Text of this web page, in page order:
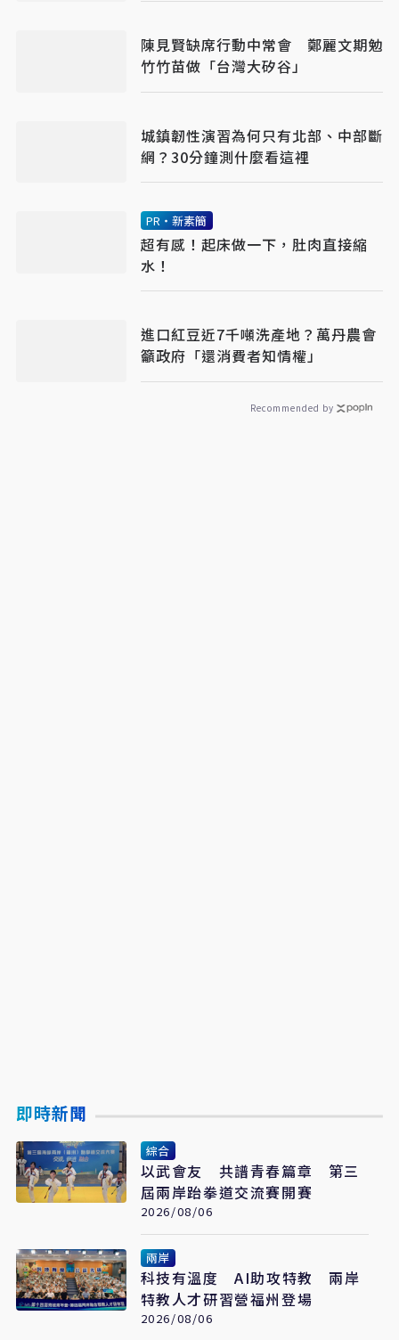
陳見賢缺席行動中常會 鄭麗文期勉
竹竹苗做「台灣大矽谷」
城鎮韌性演習為何只有北部、中部斷
網？30分鐘測什麼看這裡
PR・新素簡
超有感！起床做一下，肚肉直接縮
水！
進口紅豆近7千噸洗產地？萬丹農會
籲政府「還消費者知情權」
Recommended by
即時新聞
綜合
以武會友 共譜青春篇章 第三
屆兩岸跆拳道交流賽開賽
2026/08/06
兩岸
科技有溫度 AI助攻特教 兩岸
特教人才研習營福州登場
2026/08/06